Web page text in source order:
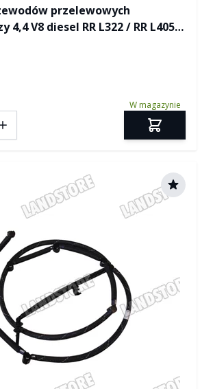
przelewowych
4,4 V8 diesel RR L322 / RR L405 /
W magazynie